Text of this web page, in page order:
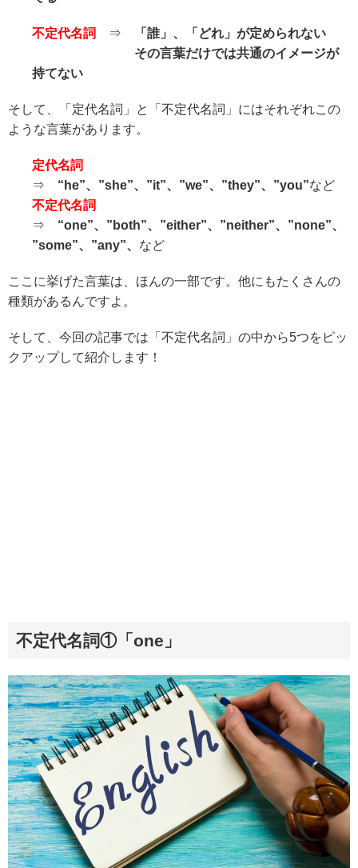
不定代名詞 ⇒
「誰」、「どれ」が定められない
その言葉だけでは共通のイメージが
持てない
そして、「定代名詞」と「不定代名詞」にはそれぞれこの
ような言葉があります。
定代名詞
⇒ “he”、”she”、”it”、”we”、”they”、”you”など
不定代名詞
⇒ “one”、”both”、”either”、”neither”、”none”、
”some”、”any”、 など
ここに挙げた言葉は、ほんの一部です。他にもたくさんの
種類があるんですよ。
そして、今回の記事では「不定代名詞」の中から5つをピッ
クアップして紹介します！
不定代名詞①「one」